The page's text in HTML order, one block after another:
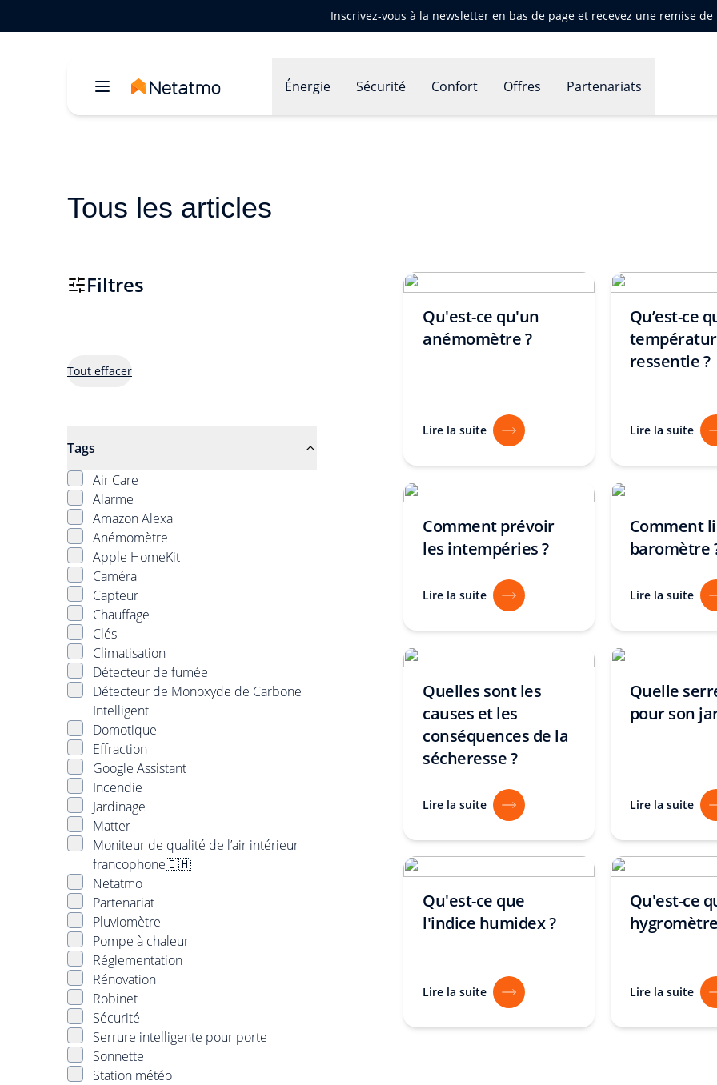
Inscrivez-vous à la newsletter en bas de page et recevez une remise de
Énergie Sécurité Confort Offres Partenariats
Tous les articles
Filtres
Tout effacer
Tags
Air Care
Alarme
Amazon Alexa
Anémomètre
Apple HomeKit
Caméra
Capteur
Chauffage
Clés
Climatisation
Détecteur de fumée
Détecteur de Monoxyde de Carbone
Intelligent
Domotique
Effraction
Google Assistant
Incendie
Jardinage
Matter
Moniteur de qualité de l’air intérieur
francophone🇨🇭
Netatmo
Partenariat
Pluviomètre
Pompe à chaleur
Réglementation
Rénovation
Robinet
Sécurité
Serrure intelligente pour porte
Sonnette
Station météo
Qu'est-ce qu'un
anémomètre ?
Lire la suite
Qu’est-ce
ressentie ?
Lire la suite
Comment prévoir
les intempéries ?
Lire la suite
Comment
baromètre
Lire la suite
Quelles sont les
causes et les
conséquences de la
sécheresse ?
Lire la suite
Quelle
pour son
Lire la suite
Qu'est-ce que
l'indice humidex ?
Lire la suite
Qu'est-ce
Lire la suite